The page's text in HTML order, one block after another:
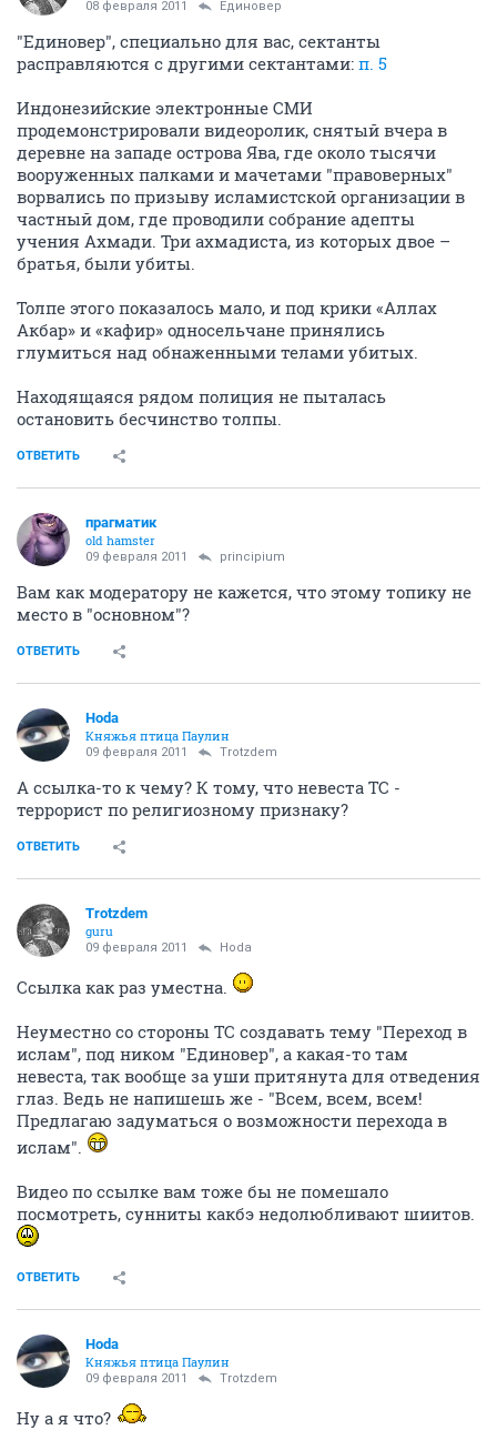
08 февраля 2011 Единовер
"Единовер", специально для вас, сектанты
расправляются с другими сектантами: п. 5
Индонезийские электронные СМИ
продемонстрировали видеоролик, снятый вчера в
деревне на западе острова Ява, где около тысячи
вооруженных палками и мачетами "правоверных"
ворвались по призыву исламистской организации в
частный дом, где проводили собрание адепты
учения Ахмади. Три ахмадиста, из которых двое –
братья, были убиты.
Толпе этого показалось мало, и под крики «Аллах
Акбар» и «кафир» односельчане принялись
глумиться над обнаженными телами убитых.
Находящаяся рядом полиция не пыталась
остановить бесчинство толпы.
ОТВЕТИТЬ
прагматик
old hamster
09 февраля 2011 principium
Вам как модератору не кажется, что этому топику не
место в "основном"?
ОТВЕТИТЬ
Hoda
Княжья птица Паулин
09 февраля 2011 Trotzdem
А ссылка-то к чему? К тому, что невеста ТС -
террорист по религиозному признаку?
ОТВЕТИТЬ
Trotzdem
guru
09 февраля 2011 Hoda
Ссылка как раз уместна.
Неуместно со стороны ТС создавать тему "Переход в
ислам", под ником "Единовер", а какая-то там
невеста, так вообще за уши притянута для отведения
глаз. Ведь не напишешь же - "Всем, всем, всем!
Предлагаю задуматься о возможности перехода в
ислам".
Видео по ссылке вам тоже бы не помешало
посмотреть, сунниты какбэ недолюбливают шиитов.
ОТВЕТИТЬ
Hoda
Княжья птица Паулин
09 февраля 2011 Trotzdem
Ну а я что?